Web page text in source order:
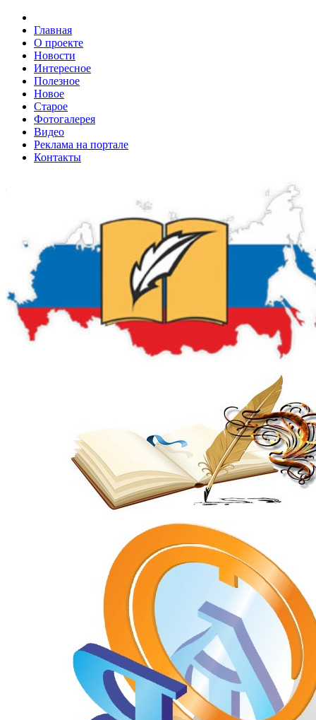
Главная
О проекте
Новости
Интересное
Полезное
Новое
Старое
Фотогалерея
Видео
Реклама на портале
Контакты